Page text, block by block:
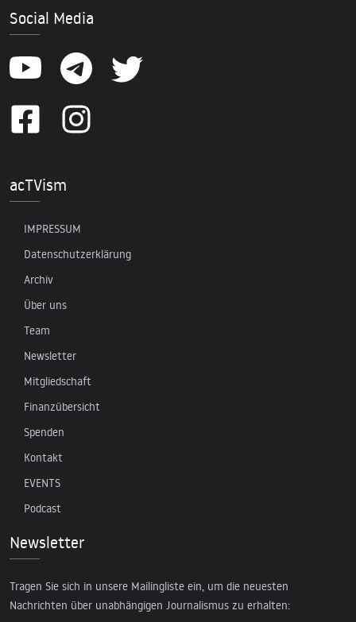
Social Media
acTVism
IMPRESSUM
Datenschutzerklärung
Archiv
Über uns
Team
Newsletter
Mitgliedschaft
Finanzübersicht
Spenden
Kontakt
EVENTS
Podcast
Newsletter
Tragen Sie sich in unsere Mailingliste ein, um die neuesten
Nachrichten über unabhängigen Journalismus zu erhalten: